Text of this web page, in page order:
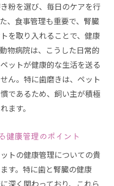
粉を選び、毎日のケアを行
、食事管理も重要で、腎臓
を取り入れることで、健康
物病院は、こうした日常的
ットが健康的な生活を送る
ん。特に歯磨きは、ペット
であるため、飼い主が積極
ます。
健康管理のポイント
トの健康管理についての貴
す。特に歯と腎臓の健康
深く関わっており、これら